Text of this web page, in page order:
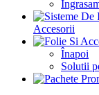
Accesorii
Înapoi
Solutii